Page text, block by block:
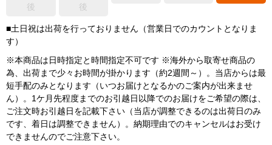
後 後
■土日祝は出荷を行っておりません（営業日でのカウントとなりま
す）
※本商品は日時指定と時間指定不可です ※海外から取寄せ商品の
為、出荷まで少々お時間が掛かります（約2週間～）。当店からは最
短手配のみとなります（いつお届けとなるかのご案内が出来ませ
ん）。1ケ月先程度までのお引越日以降でのお届けをご希望の際は、
ご注文時お引越日を記載下さい（当店が調整できるのは出荷日のみ
です、着日は調整できません）。納期理由でのキャンセルはお受け
できませんのでご注意下さい。